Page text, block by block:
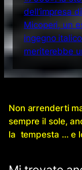
dell’impresa
Micoperi, un
ingegno
meriterebbe
Non arrenderti
sempre il sole,
la tempesta … e